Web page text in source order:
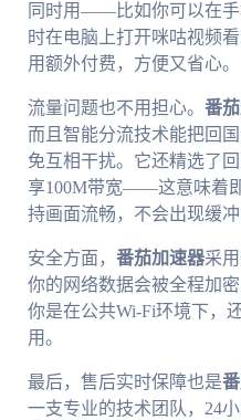
同时用——比如你可以在手
时在电脑上打开咪咕视频
用额外付费，方便又省心。
流量问题也不用担心。 番
而且智能分流技术能把回
免互相干扰。它还精选了
享100M带宽——这意味着
持画面流畅，不会出现缓冲
安全方面， 番茄加速器采
你的网络数据会被全程加
你是在公共Wi-Fi环境下，
用。
最后，售后实时保障也是
一支专业的技术团队，24